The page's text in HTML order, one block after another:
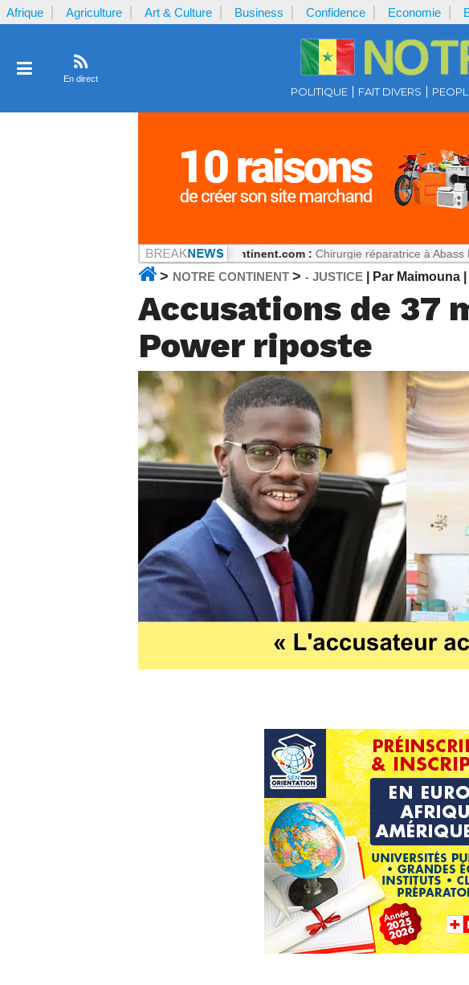
Afrique Agriculture Art & Culture Business Confidence Economie
En direct
POLITIQUE FAIT DIVERS
Notrecontinent.com : Chirurgie réparatrice à Abass Ndao :
> NOTRE CONTINENT > - JUSTICE | Par Maimouna
Accusations de 37
Power riposte